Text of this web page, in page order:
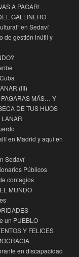
A PAGAR!
GALLINERO
en Sedaví
de gestión inútil y
(III)
MÁS… Y
DE TUS HIJOS
en Madrid y aquí en
Sedaví
Públicos
contagios
MUNDO
un PUEBLO
Y FELICES
en discapacidad